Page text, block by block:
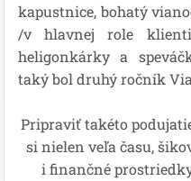
kapustnice, bohatý
/v hlavnej role klienti
heligonkárky a
taký bol druhý ročník
Pripraviť takéto
si nielen veľa času,
i finančné